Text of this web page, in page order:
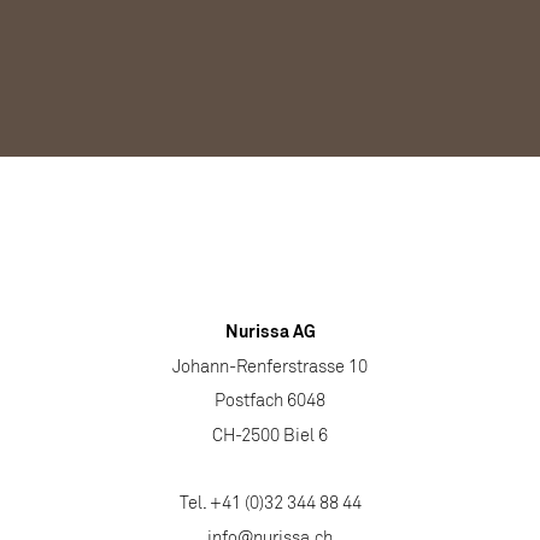
Nurissa AG
Johann-Renferstrasse 10
Postfach 6048
CH-2500 Biel 6
Tel. +41 (0)32 344 88 44